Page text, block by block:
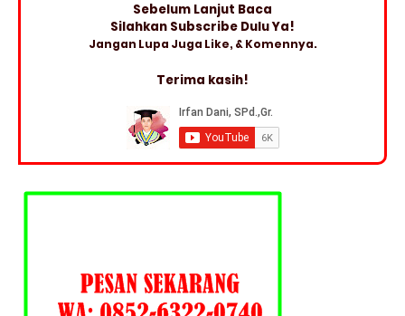
Sebelum Lanjut Baca
Silahkan Subscribe Dulu Ya!
Jangan Lupa Juga Like, & Komennya.
Terima kasih!